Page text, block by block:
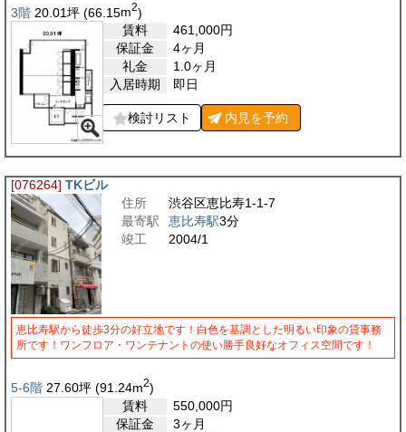
3階 20.01坪 (66.15m2)
賃料
461,000円
保証金
4ヶ月
礼金
1.0ヶ月
入居時期
即日
検討リスト 内見を予約
[076264] TKビル
住所
渋谷区恵比寿1-1-7
最寄駅
恵比寿駅3分
竣工
2004/1
恵比寿駅から徒歩3分の好立地です！白色を基調とした明るい印象の貸事務
所です！ワンフロア・ワンテナントの使い勝手良好なオフィス空間です！
5-6階 27.60坪 (91.24m2)
賃料
550,000円
保証金
3ヶ月